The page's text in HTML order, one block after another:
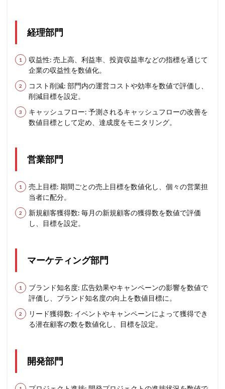
経理部門
収益性: 売上高、利益率、投資収益率などの指標を通じて
企業の収益性を数値化。
コスト削減: 部門内の運営コストや効率を数値で評価し、
削減目標を設定。
キャッシュフロー: 予測されるキャッシュフローの改善を
数値目標として定め、達成度をモニタリング。
営業部門
売上目標: 期間ごとの売上目標を数値化し、個々の営業担
当者に配分。
新規顧客獲得数: 毎月の新規顧客の獲得数を数値で評価
し、目標を設定。
マーケティング部門
ブランド知名度: 広告効果やキャンペーンの影響を数値で
評価し、ブランド知名度の向上を数値目標に。
リード獲得数: イベントやキャンペーンによって獲得でき
る潜在顧客の数を数値化し、目標を設定。
開発部門